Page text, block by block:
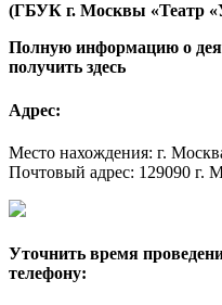
(ГБУК г. Москвы «Театр
Полную информацию о
получить здесь
Адрес:
Место нахождения: г.
Почтовый адрес: 129090 г.
Уточнить время
телефону: